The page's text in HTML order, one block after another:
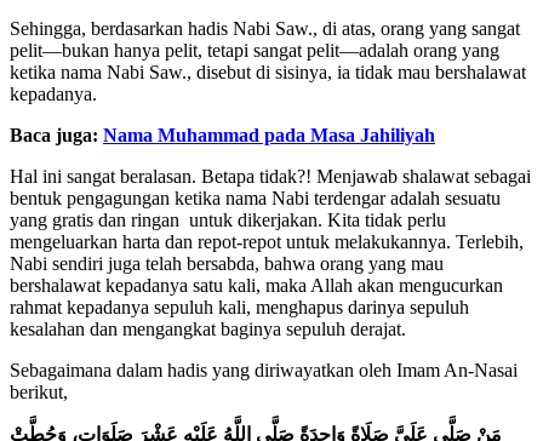
Sehingga, berdasarkan hadis Nabi Saw., di atas, orang yang sangat
pelit—bukan hanya pelit, tetapi sangat pelit—adalah orang yang
ketika nama Nabi Saw., disebut di sisinya, ia tidak mau bershalawat
kepadanya.
Baca juga: Nama Muhammad pada Masa Jahiliyah
Hal ini sangat beralasan. Betapa tidak?! Menjawab shalawat sebagai
bentuk pengagungan ketika nama Nabi terdengar adalah sesuatu
yang gratis dan ringan untuk dikerjakan. Kita tidak perlu
mengeluarkan harta dan repot-repot untuk melakukannya. Terlebih,
Nabi sendiri juga telah bersabda, bahwa orang yang mau
bershalawat kepadanya satu kali, maka Allah akan mengucurkan
rahmat kepadanya sepuluh kali, menghapus darinya sepuluh
kesalahan dan mengangkat baginya sepuluh derajat.
Sebagaimana dalam hadis yang diriwayatkan oleh Imam An-Nasai
berikut,
مَنْ صَلَّى عَلَيَّ صَلَاةً وَاحِدَةً صَلَّى اللَّهُ عَلَيْهِ عَشْرَ صَلَوَاتٍ، وَحُطَّتْ